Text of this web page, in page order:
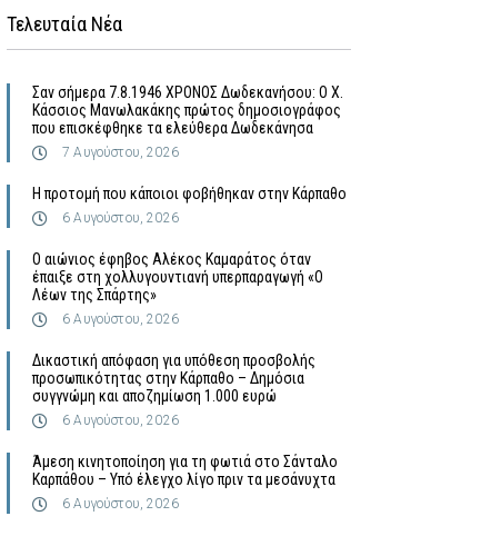
Τελευταία Νέα
Σαν σήμερα 7.8.1946 ΧΡΟΝΟΣ Δωδεκανήσου: Ο Χ.
Κάσσιος Μανωλακάκης πρώτος δημοσιογράφος
που επισκέφθηκε τα ελεύθερα Δωδεκάνησα
7 Αυγούστου, 2026
Η προτομή που κάποιοι φοβήθηκαν στην Κάρπαθο
6 Αυγούστου, 2026
Ο αιώνιος έφηβος Αλέκος Καμαράτος όταν
έπαιξε στη χολλυγουντιανή υπερπαραγωγή «Ο
Λέων της Σπάρτης»
6 Αυγούστου, 2026
Δικαστική απόφαση για υπόθεση προσβολής
προσωπικότητας στην Κάρπαθο – Δημόσια
συγγνώμη και αποζημίωση 1.000 ευρώ
6 Αυγούστου, 2026
Άμεση κινητοποίηση για τη φωτιά στο Σάνταλο
Καρπάθου – Υπό έλεγχο λίγο πριν τα μεσάνυχτα
6 Αυγούστου, 2026